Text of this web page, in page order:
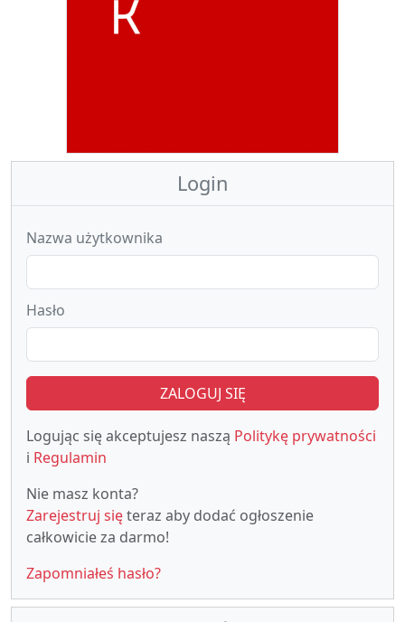
Login
Nazwa użytkownika
Hasło
ZALOGUJ SIĘ
Logując się akceptujesz naszą Politykę prywatności
i Regulamin
Nie masz konta?
Zarejestruj sięteraz aby dodać ogłoszenie
całkowicie za darmo!
Zapomniałeś hasło?